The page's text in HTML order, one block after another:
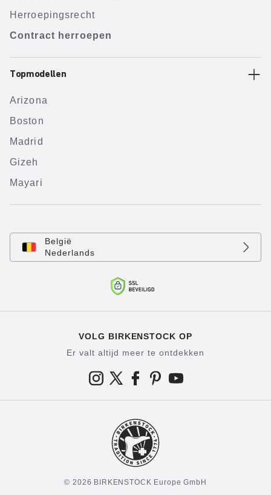
Herroepingsrecht
Contract herroepen
Topmodellen
Arizona
Boston
Madrid
Gizeh
Mayari
België
Nederlands
VOLG BIRKENSTOCK OP
Er valt altijd meer te ontdekken
© 2026 BIRKENSTOCK Europe GmbH